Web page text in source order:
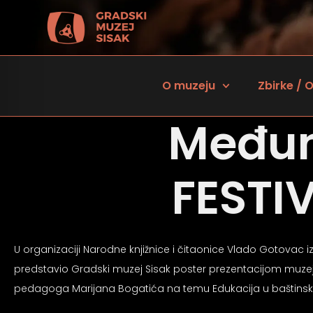
O muzeju Zbirke /
U organizaciji Narodne knjižnice i čitaonice Vlado Gotovac iz
predstavio Gradski muzej Sisak poster prezentacijom
pedagoga Marijana Bogatića na temu Edukacija u
za osobe sa oštećenjem vida